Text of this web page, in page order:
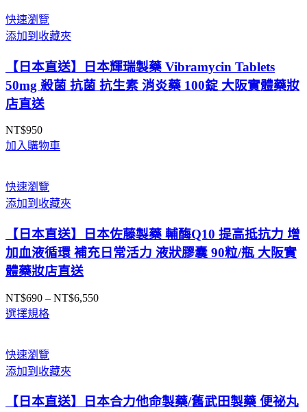
快速瀏覽
添加到收藏夾
【日本直送】日本輝瑞製藥 Vibramycin Tablets
50mg 殺菌 抗菌 抗生素 消炎藥 100錠 大阪實體藥妝
店直送
NT$950
加入購物車
快速瀏覽
添加到收藏夾
【日本直送】日本佐藤製藥 輔酶Q10 提高抵抗力 增
加血液循環 補充日常活力 液狀膠囊 90粒/瓶 大阪實
體藥妝店直送
NT$690 – NT$6,550價
NT$6,550
選擇規格
快速瀏覽
添加到收藏夾
【日本直送】日本合力他命製藥/舊武田製藥 便祕丸